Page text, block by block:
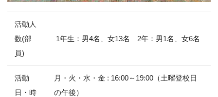
活動人
数(部
員)
1年生：男4名、女13名 2年：男1名、女6名
活動
日・時
月・火・水・金 : 16:00～19:00（土曜登校日
の午後）